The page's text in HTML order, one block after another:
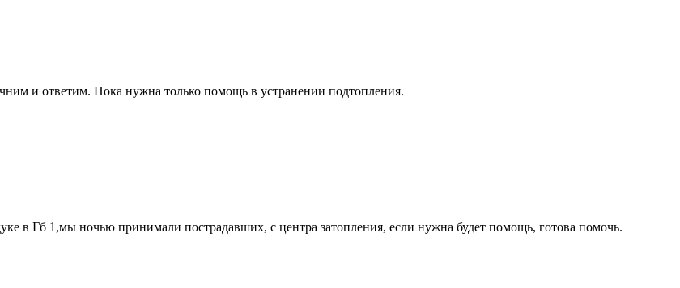
и ответим. Пока нужна только помощь в устранении подтопления.
в Гб 1,мы ночью принимали пострадавших, с центра затопления, если нужна будет помощь, готова помочь.